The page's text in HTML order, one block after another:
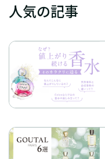
人気の記事